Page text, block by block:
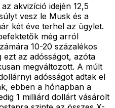
akvizíció idején 12,5
vesz le Musk és a
két éve terhel az ügylet.
még arról
10-20 százalékos
ezt az adósságot, azóta
megváltozott. A múlt
adósságot adtak el
ebben a hónapban a
1 milliárd dollárt vásárolt